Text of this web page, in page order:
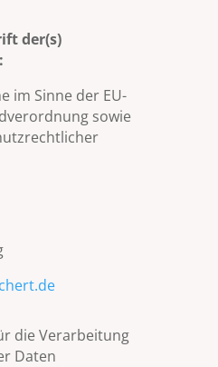
der(s)
im Sinne der EU-
sowie
die Verarbeitung
Daten